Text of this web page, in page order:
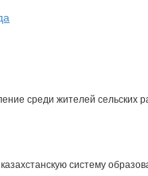
среди жителей сельских
систему